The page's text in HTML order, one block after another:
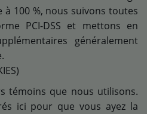
100 %, nous suivons toutes
PCI-DSS et mettons en
généralement
témoins que nous utilisons.
ici pour que vous ayez la